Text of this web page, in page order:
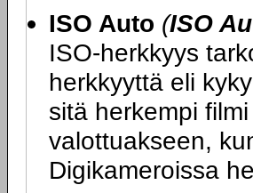
ISO Auto (ISO
ISO-herkkyys
herkkyyttä eli
sitä herkempi
valottuakseen,
Digikameroissa